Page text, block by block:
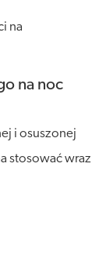
na
na noc
i osuszonej
stosować wraz